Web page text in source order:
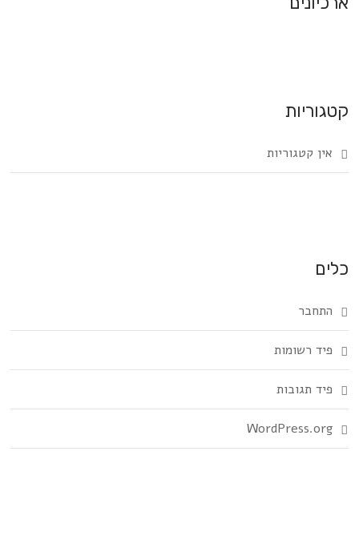
קטגוריות
אין קטגוריות
כלים
התחבר
פיד רשומות
פיד תגובות
WordPress.org